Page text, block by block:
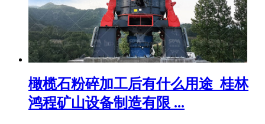
橄榄石粉碎加工后有什么用途_桂林
鸿程矿山设备制造有限 ...